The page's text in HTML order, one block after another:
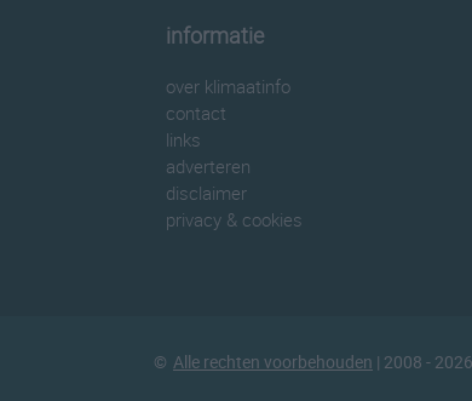
informatie
over klimaatinfo
contact
links
adverteren
disclaimer
privacy & cookies
© Alle rechten voorbehouden | 2008 - 2026